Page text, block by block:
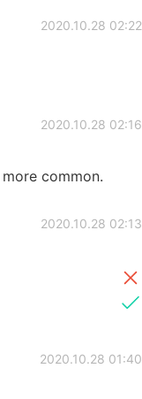
2020.10.28 02:22
2020.10.28 02:16
common.
2020.10.28 02:13
2020.10.28 01:40